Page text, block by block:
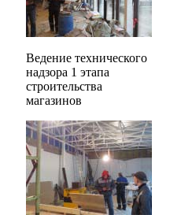
Ведение технического
надзора 1 этапа
строительства
магазинов